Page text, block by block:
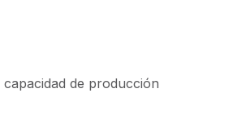
de producción